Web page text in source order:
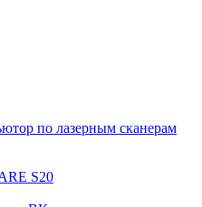
по лазерным сканерам
S20